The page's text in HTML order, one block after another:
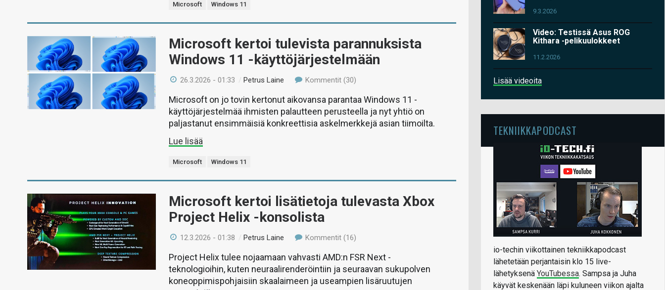
Microsoft Windows 11
Microsoft kertoi tulevista parannuksista
Windows 11 -käyttöjärjestelmään
26.3.2026 - 01:33 /Petrus Laine Kommentit (30)
Microsoft on jo tovin kertonut aikovansa parantaa Windows 11 -
käyttöjärjestelmää ihmisten palautteen perusteella ja nyt yhtiö on
paljastanut ensimmäisiä konkreettisia askelmerkkejä asian tiimoilta.
Lue lisää
Microsoft Windows 11
Microsoft kertoi lisätietoja tulevasta Xbox
Project Helix -konsolista
12.3.2026 - 01:38 /Petrus Laine Kommentit (16)
Project Helix tulee nojaamaan vahvasti AMD:n FSR Next -
teknologioihin, kuten neuraalirenderöintiin ja seuraavan sukupolven
koneoppimispohjaisiin skaalaimeen ja useampien lisäruutujen
9.3.2026
Video: Testissä Asus ROG
Kithara -pelikuulokkeet
11.2.2026
Lisää videoita
TEKNIIKKAPODCAST
io-techin viikottainen tekniikkapodcast
lähetetään perjantaisin klo 15 live-
lähetyksenä YouTubessa. Sampsa ja Juha
käyvät keskenään läpi kuluneen viikon ajalta